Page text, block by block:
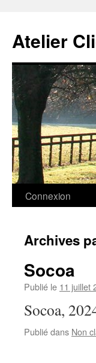
contenu
Atelier
Connexion
Archives
Socoa
Publié le 11 juillet
Socoa,
Publié dans Non